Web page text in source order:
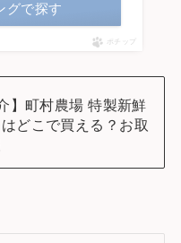
グで探す
ポチップ
】町村農場 特製新鮮
どこで買える？お取